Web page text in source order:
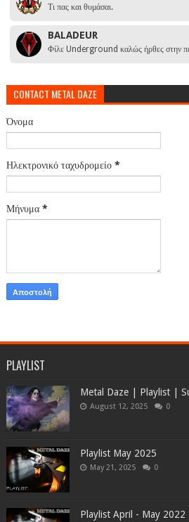
Τι πας και θυμάσαι.
BALADEUR
Φίλε Underground καλώς ήρθες στην
CONTACT METAL DAZE
Όνομα
Ηλεκτρονικό ταχυδρομείο *
Μήνυμα *
PLAYLIST
Metal Daze | Playlist |
August 12, 2025 0
Playlist May 2025
May 21, 2025 0
Playlist April - May 2022